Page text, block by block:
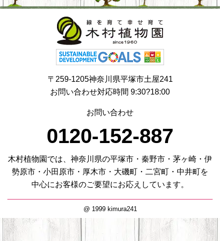
〒259-1205神奈川県平塚市土屋241
お問い合わせ対応時間 9:30?18:00
お問い合わせ
0120-152-887
木村植物園では、神奈川県の平塚市・秦野市・茅ヶ崎・伊
勢原市・小田原市・厚木市・大磯町・二宮町・中井町を
中心にお客様のご要望にお応えしています。
@ 1999 kimura241